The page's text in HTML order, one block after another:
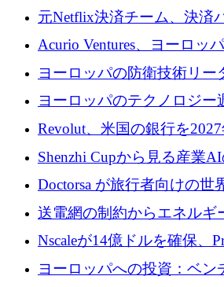
適化プラットフォームを拡
万ユーロを調達
元Netflix決済チーム、決済
ラットフォームNopanのた
万ユーロを調達
Acurio Ventures、ヨーロッ
流動性を解放するために1
ファンドを立ち上げる
ヨーロッパの防衛技術リー
ングは、180億ドルの評価
ヨーロッパのテクノロジー
ユーロを超える 70 以上の
Revolut、米国の銀行を
国の社長が語る
Shenzhi Cupから見る産業
産業実装への道筋
Doctorsa が旅行者向けの世
ラットフォームを拡大する
ロを調達
送電網の制約からエネルギ
Envision の Gobi X がヨー
Nscaleが14億ドルを確保、
億1,100万ユーロを獲得、
ヨーロッパへの投資：ベン